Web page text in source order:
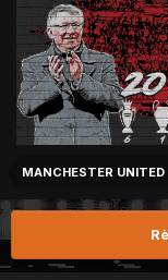
MANCHESTER UNITED